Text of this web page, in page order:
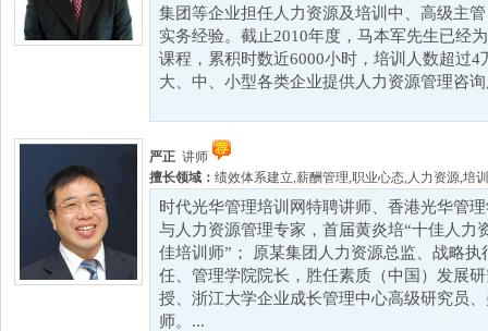
集团等企业担任人力资源及培训中、高级主
实务经验。截止2010年度，马本军先生已经
课程，累积时数近6000小时，培训人数超过
大、中、小型各类企业提供人力资源管理咨
严正 讲师
擅长领域： 绩效体系建立,薪酬管理,职业心态, 人力资源,培
时代光华管理培训网特聘讲师、香港光华管
与人力资源管理专家，首届黄炎培“十佳人力
佳培训师”； 原某集团人力资源总监、战略
任、管理学院院长，胜任素质（中国）发展
授、浙江大学企业成长管理中心高级研究员
师。...